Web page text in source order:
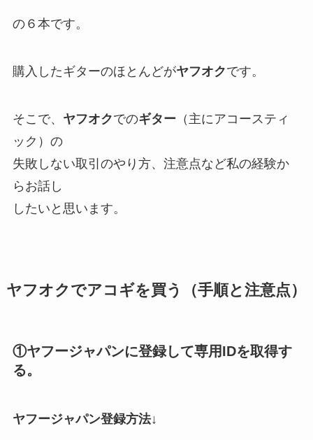
の６本です。
購入したギターのほとんどがヤフオクです。
そこで、 ヤフオクでのギター （主にアコースティ
ック）の
失敗しない取引のやり方、注意点など私の経験か
らお話し
したいと思います。
ヤフオクでアコギを買う（手順と注意点）
①ヤフージャパンに登録して専用IDを取得す
る。
ヤフージャパン登録方法↓